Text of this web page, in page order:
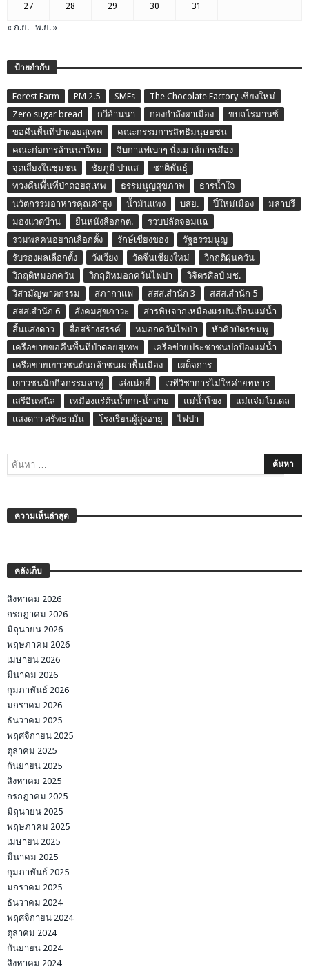
27 28 29 30 31
« ก.ย. พ.ย. »
ป้ายกำกับ
Forest Farm PM 2.5 SMEs
The Chocolate Factory เชียงใหม่
Zero sugar bread
กวีล้านนา กองกำลังผาเมือง
ขบถโรมานซ์
ขอคืนพื้นที่ป่าดอยสุเทพ
คณะกรรมการสิทธิมนุษยชน
คณะก่อการล้านนาใหม่
จิบกาแฟเบาๆ นั่งเมาส์การเมือง
จุดเสี่ยงในชุมชน
ชัยภูมิ ป่าแส
ชาติพันธุ์
ทวงคืนพื้นที่ป่าดอยสุเทพ
ธรรมนูญสุขภาพ
ธารน้ำใจ
นวัตกรรมอาหารคุณค่าสูง
น้ำมันแพง บสย. ปี๋ใหม่เมือง
มลาบรี
มองแวดบ้าน
ยื่นหนังสือกกต.
รวบปลัดจอมแฉ
รวมพลคนอยากเลือกตั้ง
รักษ์เชียงของ
รัฐธรรมนูญ
รับรองผลเลือกตั้ง
วังเวียง วัดจีนเชียงใหม่
วิกฤติฝุ่นควัน
วิกฤติหมอกควัน
วิกฤติหมอกควันไฟป่า
วิจิตรศิลป์ มช.
วิสามัญฆาตกรรม
สภากาแฟ สสส.สำนัก 3
สสส.สำนัก 5
สสส.สำนัก 6
สังคมสุขภาวะ
สารพิษจากเหมืองแร่ปนเปื้อนแม่น้ำ
สิ้นแสงดาว
สื่อสร้างสรรค์ หมอกควันไฟป่า
หัวคิวบัตรชมพู
เครือข่ายขอคืนพื้นที่ป่าดอยสุเทพ
เครือข่ายประชาชนปกป้องแม่น้ำ
เครือข่ายเยาวชนต้นกล้าชนเผ่าพื้นเมือง
เผด็จการ
เยาวชนนักกิจกรรมลาหู่
เล่งเน่ยยี่
เวทีวิชาการไม่ใช่ค่ายทหาร
เสรีอินทนิล
เหมืองแร่ต้นน้ำกก-น้ำสาย แม่น้ำโขง
แม่แจ่มโมเดล
แสงดาว ศรัทธามั่น
โรงเรียนผู้สูงอายุ ไฟป่า
ความเห็นล่าสุด
คลังเก็บ
สิงหาคม 2026
กรกฎาคม 2026
มิถุนายน 2026
พฤษภาคม 2026
เมษายน 2026
มีนาคม 2026
กุมภาพันธ์ 2026
มกราคม 2026
ธันวาคม 2025
พฤศจิกายน 2025
ตุลาคม 2025
กันยายน 2025
สิงหาคม 2025
กรกฎาคม 2025
มิถุนายน 2025
พฤษภาคม 2025
เมษายน 2025
มีนาคม 2025
กุมภาพันธ์ 2025
มกราคม 2025
ธันวาคม 2024
พฤศจิกายน 2024
ตุลาคม 2024
กันยายน 2024
สิงหาคม 2024